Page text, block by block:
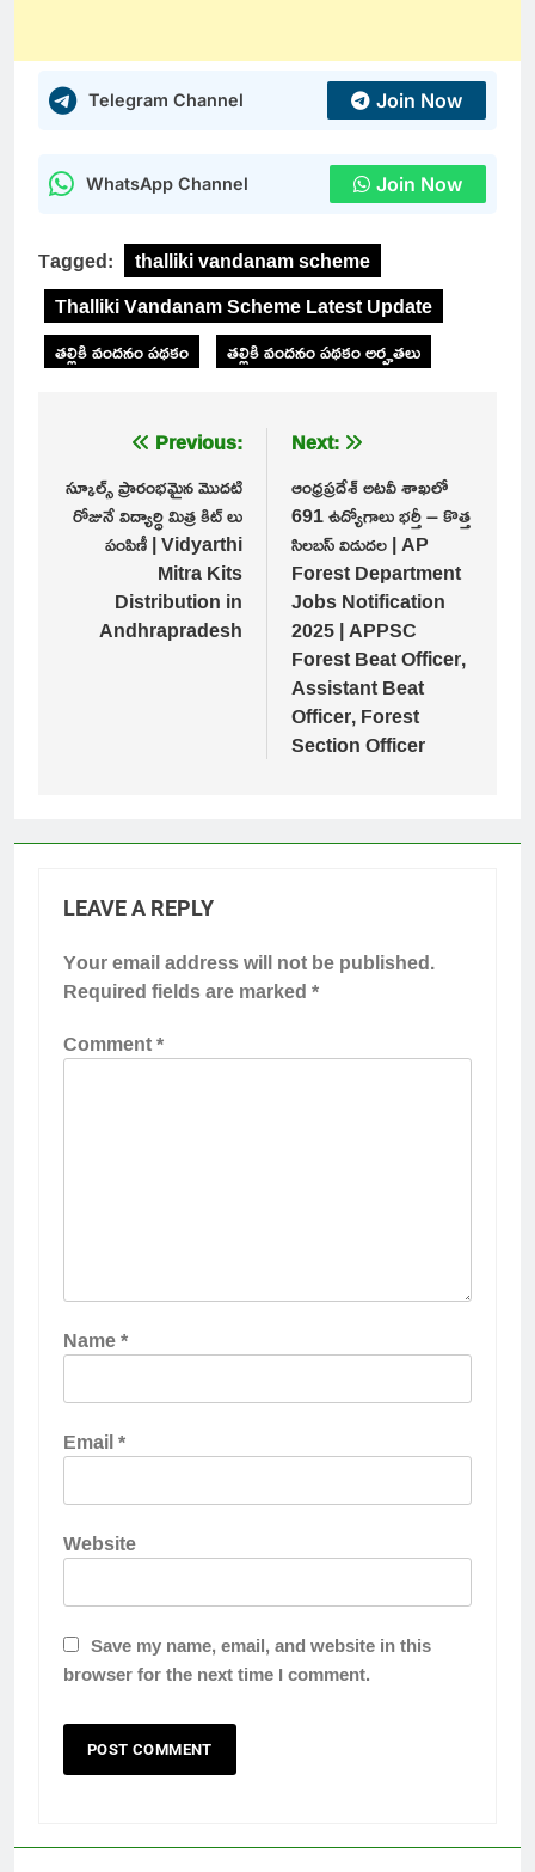
Telegram Channel Join Now
WhatsApp Channel Join Now
Tagged:
thalliki vandanam scheme
Thalliki Vandanam Scheme Latest Update
తల్లికి వందనం పథకం
తల్లికి వందనం పథకం అర్హతలు
navigation
Previous:
స్కూల్స్ ప్రారంభమైన మొదటి
రోజునే విద్యార్థి మిత్ర కిట్ లు
పంపిణీ | Vidyarthi
Mitra Kits
Distribution in
Andhrapradesh
Next:
ఆంధ్రప్రదేశ్ అటవీ శాఖలో
691 ఉద్యోగాలు భర్తీ – కొత్త
సిలబస్ విడుదల | AP
Forest Department
Jobs Notification
2025 | APPSC
Forest Beat Officer,
Assistant Beat
Officer, Forest
Section Officer
LEAVE A REPLY
Your email address will not be published.
Required fields are marked*
Comment*
Name*
Email*
Website
Save my name, email, and website in this
browser for the next time I comment.